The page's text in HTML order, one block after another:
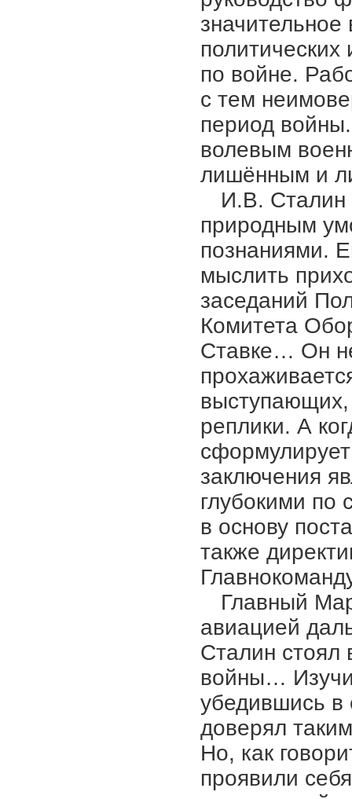
по войне.
с тем
период
волевым
лишённым и
И.В. Сталин
природным
познаниями.
мыслить
заседаний
Комитета
Ставке… Он
выступающих,
реплики. А
заключения
глубокими по
в основу
также
Главный
авиацией
Сталин стоял
войны…
убедившись в
доверял
Но, как
проявили